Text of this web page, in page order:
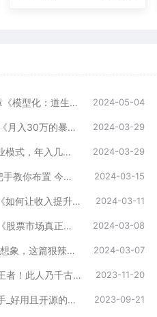
【第10049期】某公众号付费文章《模型化：道生一，一生二，二生三，三生万物！》 2024-05-04
【第9556期】某公众号付费文章《月入30万的暴利单品(续)》客单价三四千，非常暴利 2024-03-29
【第9540期】真实有效391套商业模式，年入几十到几百万案例解析（电子书+视频+图文） 2024-03-29
【第9351期】《甲辰年 厚礼-手把手教你布置 今年的家居风水》 2024-03-15
【第9291期】某公众号付费文章《如何让收入提升百十倍？》 2024-03-11
【第9257期】某公众号付费文章《股票市场真正赚钱的核心逻辑》 2024-03-08
【第9238期】某付费文章《难以 想象，这篇狠辣的文章，居然能公开出来》 2024-03-07
【第8168期】某付费文章：破局王者！此人乃千古“作弊”第一人 2023-11-20
【第7376期】万能多平台抢购助手_好用且开源的油猴插件 2023-09-21